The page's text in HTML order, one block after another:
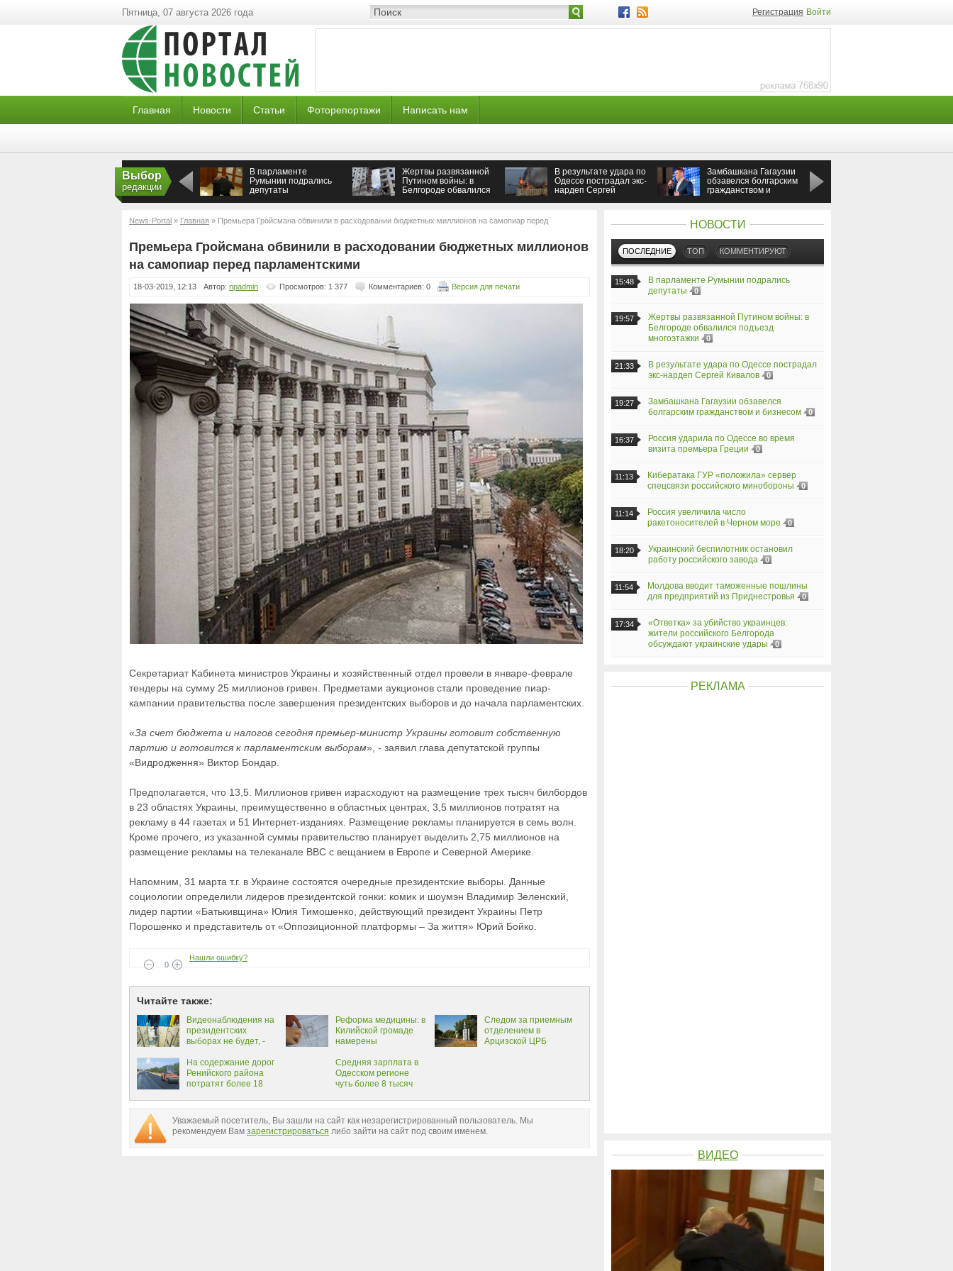
Пятница, 07 августа 2026 года Регистрация Войти
Главная Новости Статьи Фоторепортажи Написать нам
Выбор
редакции
В парламенте
Румынии подрались
депутаты
Жертвы развязанной
Путином войны: в
Белгороде обвалился
В результате удара по
Одессе пострадал экс-
нардеп Сергей
Замбашкана Гагаузии
обзавелся болгарским
гражданством и
News-Portal » Главная » Премьера Гройсмана обвинили в расходовании бюджетных миллионов на самопиар перед
парламентскими
Премьера Гройсмана обвинили в расходовании бюджетных миллионов
на самопиар перед парламентскими
18-03-2019, 12:13 Автор: npadmin Просмотров: 1 377 Комментариев: 0 Версия для печати
Секретариат Кабинета министров Украины и хозяйственный отдел провели в январе-феврале
тендеры на сумму 25 миллионов гривен. Предметами аукционов стали проведение пиар-
кампании правительства после завершения президентских выборов и до начала парламентских.
«За счет бюджета и налогов сегодня премьер-министр Украины готовит собственную
партию и готовится к парламентским выборам», - заявил глава депутатской группы
«Видродження» Виктор Бондар.
Предполагается, что 13,5. Миллионов гривен израсходуют на размещение трех тысяч билбордов
в 23 областях Украины, преимущественно в областных центрах, 3,5 миллионов потратят на
рекламу в 44 газетах и 51 Интернет-изданиях. Размещение рекламы планируется в семь волн.
Кроме прочего, из указанной суммы правительство планирует выделить 2,75 миллионов на
размещение рекламы на телеканале ВВС с вещанием в Европе и Северной Америке.
Напомним, 31 марта т.г. в Украине состоятся очередные президентские выборы. Данные
социологии определили лидеров президентской гонки: комик и шоумэн Владимир Зеленский,
лидер партии «Батькивщина» Юлия Тимошенко, действующий президент Украины Петр
Порошенко и представитель от «Оппозиционной платформы – За життя» Юрий Бойко.
0
Нашли ошибку?
Читайте также:
Видеонаблюдения на
президентских
выборах не будет, -
Реформа медицины: в
Килийской громаде
намерены
масштабных проекта
Следом за приемным
отделением в
Арцизской ЦРБ
На содержание дорог
Ренийского района
потратят более 18
Средняя зарплата в
Одесском регионе
чуть более 8 тысяч
Уважаемый посетитель, Вы зашли на сайт как незарегистрированный пользователь. Мы
рекомендуем Вам зарегистрироваться либо зайти на сайт под своим именем.
НОВОСТИ
ПОСЛЕДНИЕ ТОП КОММЕНТИРУЮТ
15:48
В парламенте Румынии подрались
депутаты
0
19:57
Жертвы развязанной Путином войны: в
Белгороде обвалился подъезд
многоэтажки
0
21:33
В результате удара по Одессе пострадал
экс-нардеп Сергей Кивалов
0
19:27
Замбашкана Гагаузии обзавелся
болгарским гражданством и бизнесом
0
16:37
Россия ударила по Одессе во время
визита премьера Греции
0
11:13
Кибератака ГУР «положила» сервер
спецсвязи российского минобороны
0
11:14
Россия увеличила число
ракетоносителей в Черном море
0
18:20
Украинский беспилотник остановил
работу российского завода
0
11:54
Молдова вводит таможенные пошлины
для предприятий из Приднестровья
0
17:34
«Ответка» за убийство украинцев:
жители российского Белгорода
обсуждают украинские удары
0
РЕКЛАМА
ВИДЕО